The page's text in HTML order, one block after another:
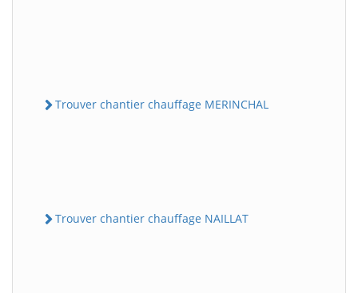
Trouver chantier chauffage MERINCHAL
Trouver chantier chauffage NAILLAT